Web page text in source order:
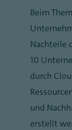
Beim
Nachteile
10
durch
und
erstellt